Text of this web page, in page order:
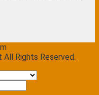
All Rights Reserved.